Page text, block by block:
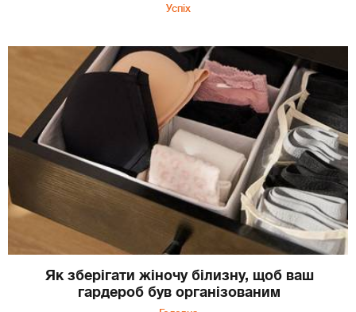
Успіх
Як зберігати жіночу білизну, щоб ваш
гардероб був організованим